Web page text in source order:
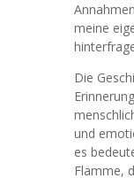
meine
Die
und
es
Flamme,